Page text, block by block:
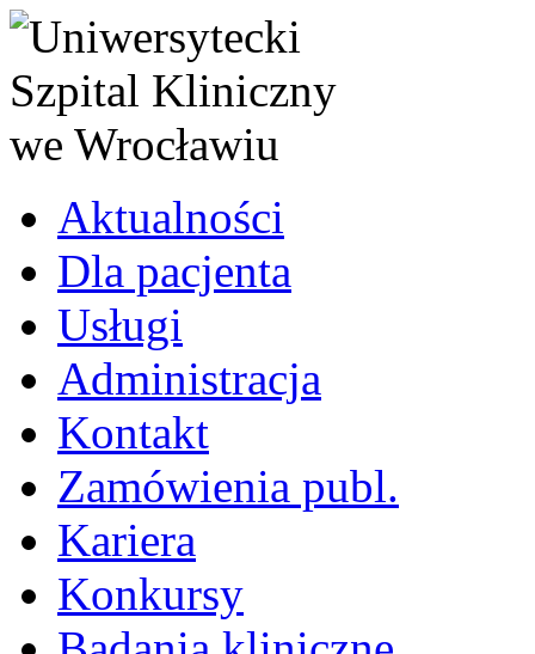
Aktualności
Dla pacjenta
Usługi
Administracja
Kontakt
Zamówienia publ.
Kariera
Konkursy